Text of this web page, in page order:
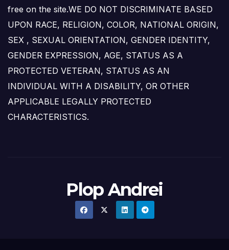
free on the site.WE DO NOT DISCRIMINATE BASED
UPON RACE, RELIGION, COLOR, NATIONAL ORIGIN,
SEX , SEXUAL ORIENTATION, GENDER IDENTITY,
GENDER EXPRESSION, AGE, STATUS AS A
PROTECTED VETERAN, STATUS AS AN
INDIVIDUAL WITH A DISABILITY, OR OTHER
APPLICABLE LEGALLY PROTECTED
CHARACTERISTICS.
Plop Andrei